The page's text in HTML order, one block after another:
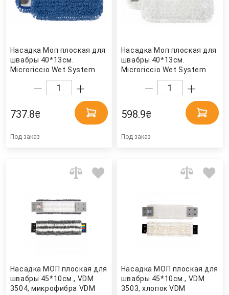
Насадка Моп плоская для
швабры 40*13см.
Microriccio Wet System
микрофибра, син. TTS
737.8₴
Под заказ
Насадка Моп плоская для
швабры 40*13см.
Microriccio Wet System
микрофибра, бел. TTS
598.9₴
Под заказ
Насадка МОП плоская для
швабры 45*10см., VDM
3504, микрофибра VDM
Насадка МОП плоская для
швабры 45*10см., VDM
3503, хлопок VDM